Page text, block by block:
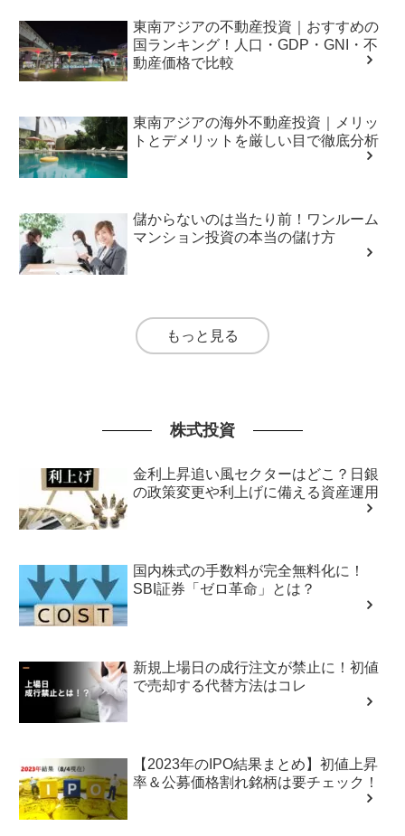
東南アジアの不動産投資｜おすすめの
国ランキング！人口・GDP・GNI・不
動産価格で比較
東南アジアの海外不動産投資｜メリッ
トとデメリットを厳しい目で徹底分析
儲からないのは当たり前！ワンルーム
マンション投資の本当の儲け方
もっと見る
株式投資
金利上昇追い風セクターはどこ？日銀
の政策変更や利上げに備える資産運用
国内株式の手数料が完全無料化に！
SBI証券「ゼロ革命」とは？
新規上場日の成行注文が禁止に！初値
で売却する代替方法はコレ
【2023年のIPO結果まとめ】初値上昇
率＆公募価格割れ銘柄は要チェック！